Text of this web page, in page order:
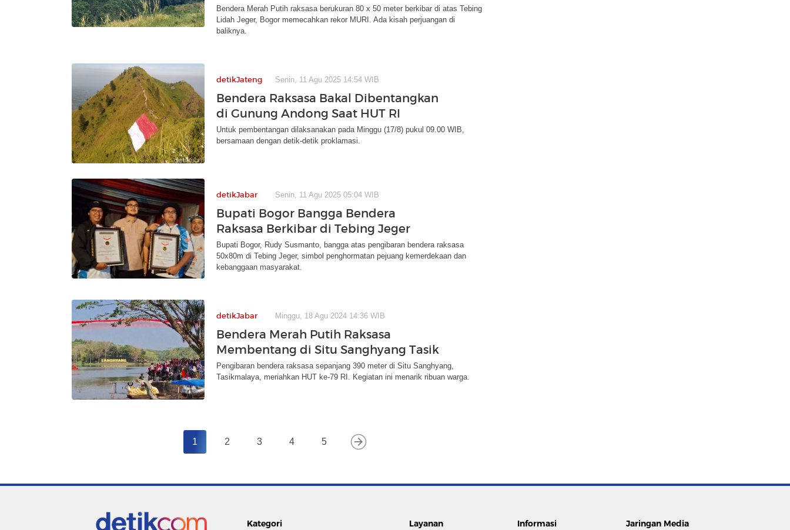
Bendera Merah Putih raksasa berukuran 80 x 50 meter berkibar di atas Tebing
Lidah Jeger, Bogor memecahkan rekor MURI. Ada kisah perjuangan di
baliknya.
detikJateng Senin, 11 Agu 2025 14:54 WIB
Bendera Raksasa Bakal Dibentangkan
di Gunung Andong Saat HUT RI
Untuk pembentangan dilaksanakan pada Minggu (17/8) pukul 09.00 WIB,
bersamaan dengan detik-detik proklamasi.
detikJabar Senin, 11 Agu 2025 05:04 WIB
Bupati Bogor Bangga Bendera
Raksasa Berkibar di Tebing Jeger
Bupati Bogor, Rudy Susmanto, bangga atas pengibaran bendera raksasa
50x80m di Tebing Jeger, simbol penghormatan pejuang kemerdekaan dan
kebanggaan masyarakat.
detikJabar Minggu, 18 Agu 2024 14:36 WIB
Bendera Merah Putih Raksasa
Membentang di Situ Sanghyang Tasik
Pengibaran bendera raksasa sepanjang 390 meter di Situ Sanghyang,
Tasikmalaya, meriahkan HUT ke-79 RI. Kegiatan ini menarik ribuan warga.
1 2 3 4 5
Kategori Layanan Informasi Jaringan Media